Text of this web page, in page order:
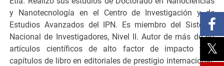
y Nanotecnología en el Centro de Investigación y de
Estudios Avanzados del IPN. Es miembro del Sistema
Nacional de Investigadores, Nivel II. Autor de más de 60
artículos científicos de alto factor de impacto y 5
capítulos de libro en editoriales de prestigio internacional.